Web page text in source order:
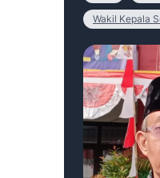
Wakil Kepala